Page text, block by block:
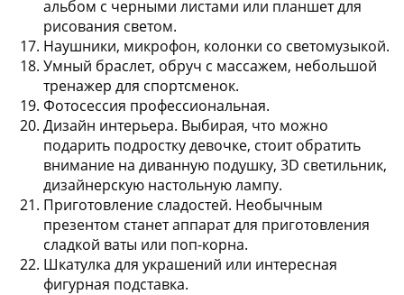
альбом с черными листами или планшет для
рисования светом.
Наушники, микрофон, колонки со светомузыкой.
Умный браслет, обруч с массажем, небольшой
тренажер для спортсменок.
Фотосессия профессиональная.
Дизайн интерьера. Выбирая, что можно
подарить подростку девочке, стоит обратить
внимание на диванную подушку, 3D светильник,
дизайнерскую настольную лампу.
Приготовление сладостей. Необычным
презентом станет аппарат для приготовления
сладкой ваты или поп-корна.
Шкатулка для украшений или интересная
фигурная подставка.